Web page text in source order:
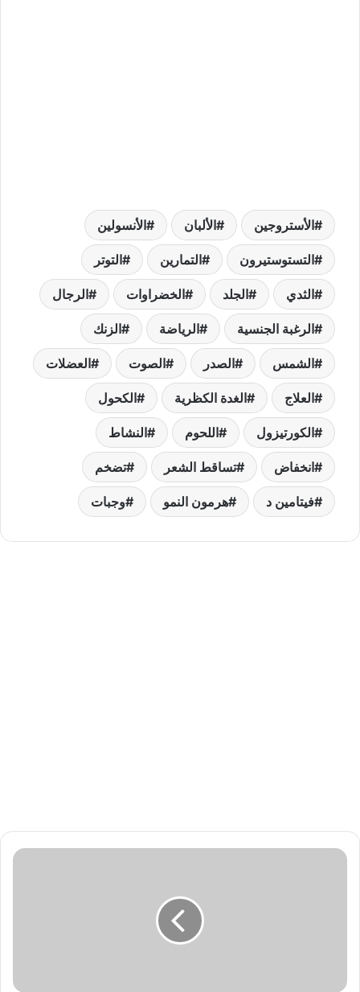
الأستروجين الألبان الأنسولين
التستوستيرون التمارين التوتر
الثدي الجلد الخضراوات الرجال
الرغبة الجنسية الرياضة الزنك
الشمس الصدر الصوت العضلات
العلاج الغدة الكظرية الكحول
الكورتيزول اللحوم النشاط
انخفاض تساقط الشعر تضخم
فيتامين د هرمون النمو وجبات